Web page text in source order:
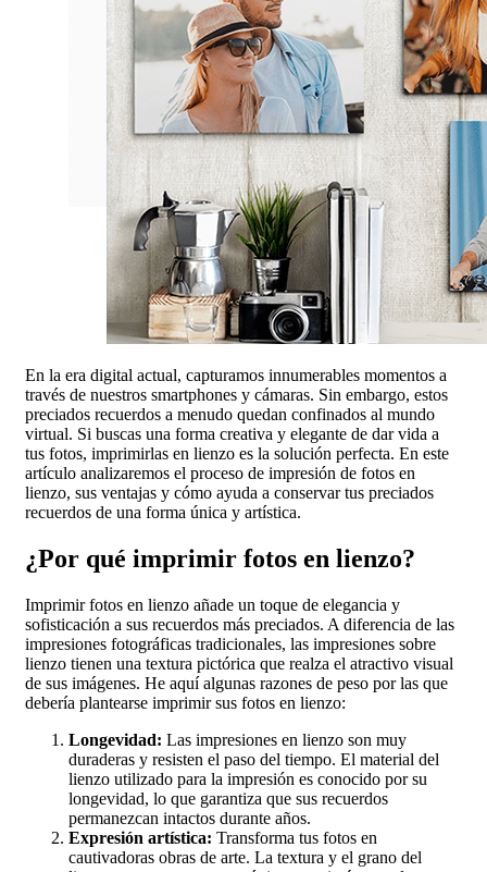
En la era digital actual, capturamos innumerables momentos a
través de nuestros smartphones y cámaras. Sin embargo, estos
preciados recuerdos a menudo quedan confinados al mundo
virtual. Si buscas una forma creativa y elegante de dar vida a
tus fotos, imprimirlas en lienzo es la solución perfecta. En este
artículo analizaremos el proceso de impresión de fotos en
lienzo, sus ventajas y cómo ayuda a conservar tus preciados
recuerdos de una forma única y artística.
¿Por qué imprimir fotos en lienzo?
Imprimir fotos en lienzo añade un toque de elegancia y
sofisticación a sus recuerdos más preciados. A diferencia de las
impresiones fotográficas tradicionales, las impresiones sobre
lienzo tienen una textura pictórica que realza el atractivo visual
de sus imágenes. He aquí algunas razones de peso por las que
debería plantearse imprimir sus fotos en lienzo:
Longevidad: Las impresiones en lienzo son muy
duraderas y resisten el paso del tiempo. El material del
lienzo utilizado para la impresión es conocido por su
longevidad, lo que garantiza que sus recuerdos
permanezcan intactos durante años.
Expresión artística: Transforma tus fotos en
cautivadoras obras de arte. La textura y el grano del